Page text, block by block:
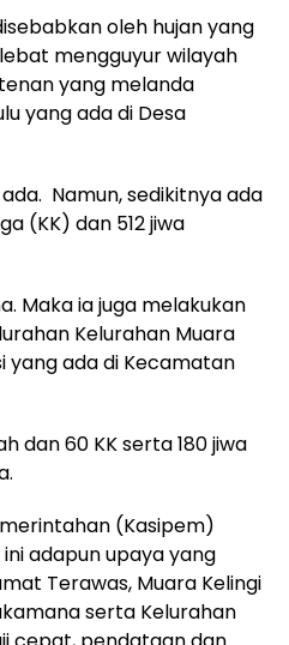
oleh hujan yang
mengguyur wilayah
yang melanda
yang ada di Desa
Namun, sedikitnya ada
(KK) dan 512 jiwa
Maka ia juga melakukan
Kelurahan Muara
yang ada di Kecamatan
dan 60 KK serta 180 jiwa
(Kasipem)
adapun upaya yang
Terawas, Muara Kelingi
serta Kelurahan